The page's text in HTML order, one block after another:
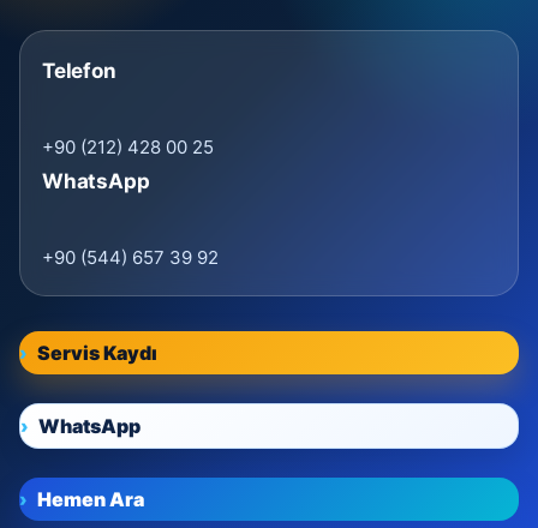
Telefon
+90 (212) 428 00 25
WhatsApp
+90 (544) 657 39 92
Servis Kaydı
WhatsApp
Hemen Ara